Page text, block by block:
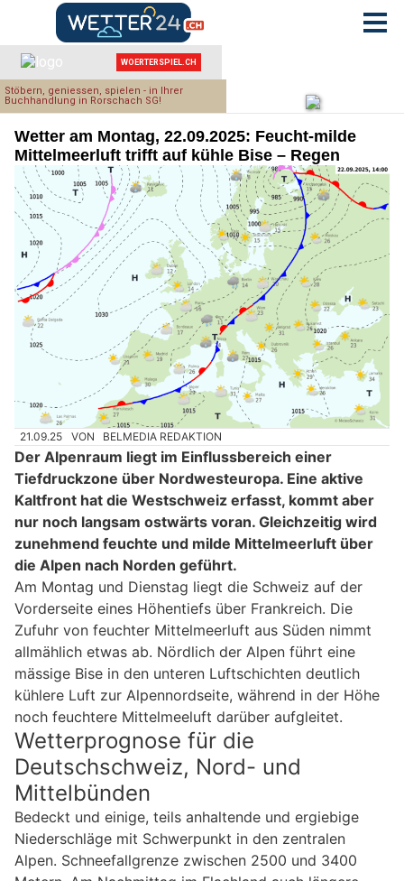
Wetter am Montag, 22.09.2025: Feucht-milde
Mittelmeerluft trifft auf kühle Bise – Regen
21.09.25 VON BELMEDIA REDAKTION
Der Alpenraum liegt im Einflussbereich einer
Tiefdruckzone über Nordwesteuropa. Eine aktive
Kaltfront hat die Westschweiz erfasst, kommt aber
nur noch langsam ostwärts voran. Gleichzeitig wird
zunehmend feuchte und milde Mittelmeerluft über
die Alpen nach Norden geführt.
Am Montag und Dienstag liegt die Schweiz auf der
Vorderseite eines Höhentiefs über Frankreich. Die
Zufuhr von feuchter Mittelmeerluft aus Süden nimmt
allmählich etwas ab. Nördlich der Alpen führt eine
mässige Bise in den unteren Luftschichten deutlich
kühlere Luft zur Alpennordseite, während in der Höhe
noch feuchtere Mittelmeeluft darüber aufgleitet.
Wetterprognose für die
Deutschschweiz, Nord- und
Mittelbünden
Bedeckt und einige, teils anhaltende und ergiebige
Niederschläge mit Schwerpunkt in den zentralen
Alpen. Schneefallgrenze zwischen 2500 und 3400